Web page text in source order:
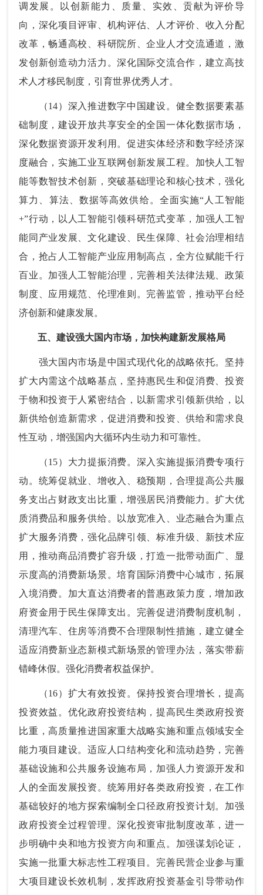
调发展。以创新能力、质量、实效、贡献为评价导
向，深化项目评审、机构评估、人才评价、收入分配
改革，畅通高校、科研院所、企业人才交流通道，激
发创新创造动力活力。深化国际交流合作，建立高技
术人才移民制度，引育世界优秀人才。
（14）深入推进数字中国建设。健全数据要素基
础制度，建设开放共享安全的全国一体化数据市场，
深化数据资源开发利用。促进实体经济和数字经济深
度融合，实施工业互联网创新发展工程。加快人工智
能等数智技术创新，突破基础理论和核心技术，强化
算力、算法、数据等高效供给。全面实施“人工智能
+”行动，以人工智能引领科研范式变革，加强人工智
能同产业发展、文化建设、民生保障、社会治理相结
合，抢占人工智能产业应用制高点，全方位赋能千行
百业。加强人工智能治理，完善相关法律法规、政策
制度、应用规范、伦理准则。完善监管，推动平台经
济创新和健康发展。
五、建设强大国内市场，加快构建新发展格局
强大国内市场是中国式现代化的战略依托。坚持
扩大内需这个战略基点，坚持惠民生和促消费、投资
于物和投资于人紧密结合，以新需求引领新供给，以
新供给创造新需求，促进消费和投资、供给和需求良
性互动，增强国内大循环内生动力和可靠性。
（15）大力提振消费。深入实施提振消费专项行
动。统筹促就业、增收入、稳预期，合理提高公共服
务支出占财政支出比重，增强居民消费能力。扩大优
质消费品和服务供给。以放宽准入、业态融合为重点
扩大服务消费，强化品牌引领、标准升级、新技术应
用，推动商品消费扩容升级，打造一批带动面广、显
示度高的消费新场景。培育国际消费中心城市，拓展
入境消费。加大直达消费者的普惠政策力度，增加政
府资金用于民生保障支出。完善促进消费制度机制，
清理汽车、住房等消费不合理限制性措施，建立健全
适应消费新业态新模式新场景的管理办法，落实带薪
错峰休假。强化消费者权益保护。
（16）扩大有效投资。保持投资合理增长，提高
投资效益。优化政府投资结构，提高民生类政府投资
比重，高质量推进国家重大战略实施和重点领域安全
能力项目建设。适应人口结构变化和流动趋势，完善
基础设施和公共服务设施布局，加强人力资源开发和
人的全面发展投资。统筹用好各类政府投资，在工作
基础较好的地方探索编制全口径政府投资计划。加强
政府投资全过程管理。深化投资审批制度改革，进一
步明确中央和地方投资方向和重点。加强谋划论证，
实施一批重大标志性工程项目。完善民营企业参与重
大项目建设长效机制，发挥政府投资基金引导带动作